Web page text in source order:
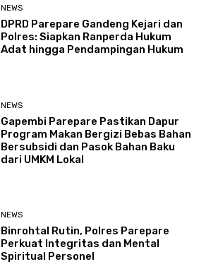
NEWS
DPRD Parepare Gandeng Kejari dan
Polres: Siapkan Ranperda Hukum
Adat hingga Pendampingan Hukum
NEWS
Gapembi Parepare Pastikan Dapur
Program Makan Bergizi Bebas Bahan
Bersubsidi dan Pasok Bahan Baku
dari UMKM Lokal
NEWS
Binrohtal Rutin, Polres Parepare
Perkuat Integritas dan Mental
Spiritual Personel